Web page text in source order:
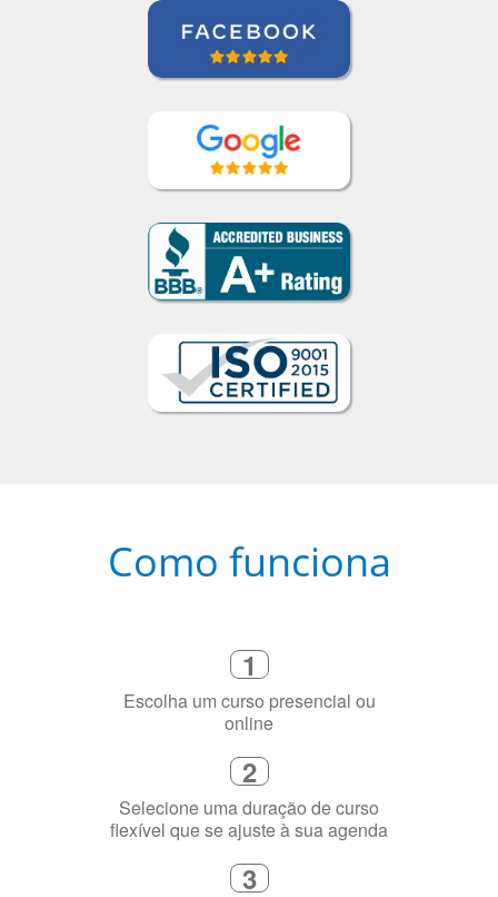
Escolha um curso presencial ou
online
2
Selecione uma duração de curso
flexível que se ajuste à sua agenda
3
Diga-nos exatamente por que você
precisa aprender a língua